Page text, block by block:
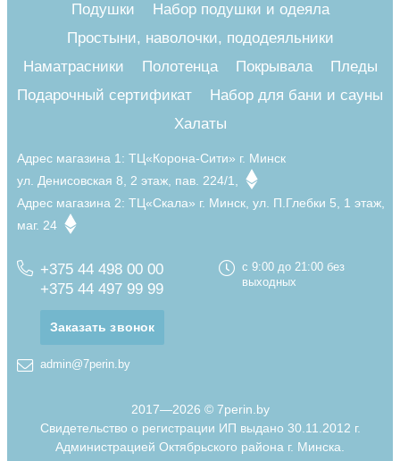
Подушки
Набор подушки и одеяла
Простыни, наволочки, пододеяльники
Наматрасники
Полотенца Покрывала
Пледы
Подарочный сертификат
Набор для бани и сауны
Халаты
Адрес магазина 1: ТЦ«Корона-Сити» г. Минск
ул. Денисовская 8, 2 этаж, пав. 224/1,
Адрес магазина 2: ТЦ«Скала» г. Минск, ул. П.Глебки 5, 1 этаж,
маг. 24
+375 44 498 00 00
+375 44 497 99 99
Заказать звонок
с 9:00 до 21:00 без
выходных
admin@7perin.by
2017—2026 © 7perin.by
Свидетельство о регистрации ИП выдано 30.11.2012 г.
Администрацией Октябрьского района г. Минска.